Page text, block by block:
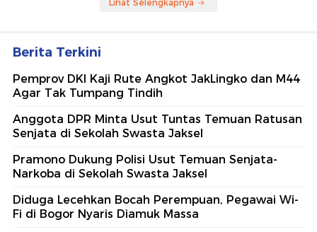
Lihat Selengkapnya
Berita Terkini
Pemprov DKI Kaji Rute Angkot JakLingko dan M44
Agar Tak Tumpang Tindih
Anggota DPR Minta Usut Tuntas Temuan Ratusan
Senjata di Sekolah Swasta Jaksel
Pramono Dukung Polisi Usut Temuan Senjata-
Narkoba di Sekolah Swasta Jaksel
Diduga Lecehkan Bocah Perempuan, Pegawai Wi-
Fi di Bogor Nyaris Diamuk Massa